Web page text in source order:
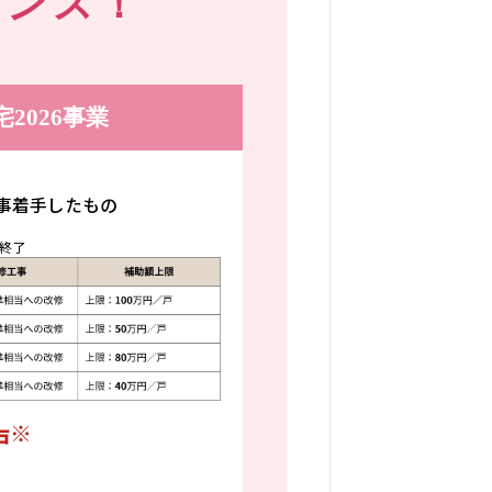
2026事業
着手したもの
了
※